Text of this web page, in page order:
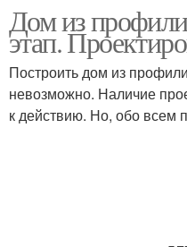
Дом из
этап.
Построить дом из
невозможно. Наличие
к действию. Но, обо всем